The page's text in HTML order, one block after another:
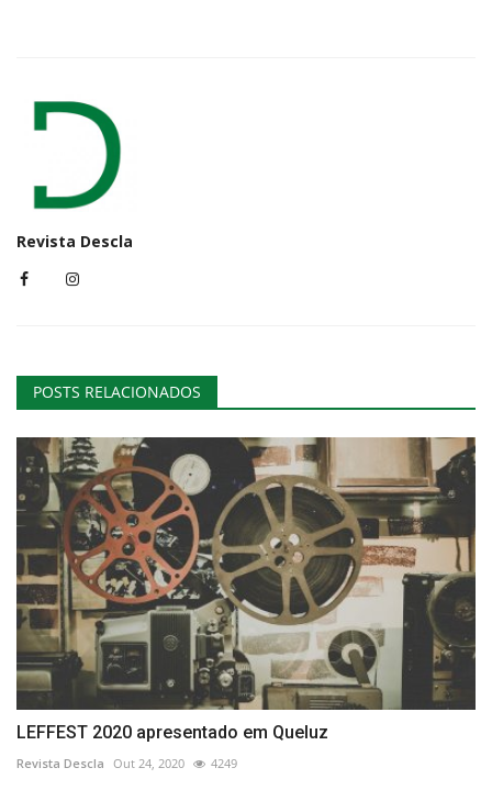
Revista Descla
POSTS RELACIONADOS
LEFFEST 2020 apresentado em Queluz
Revista Descla Out 24, 2020 4249